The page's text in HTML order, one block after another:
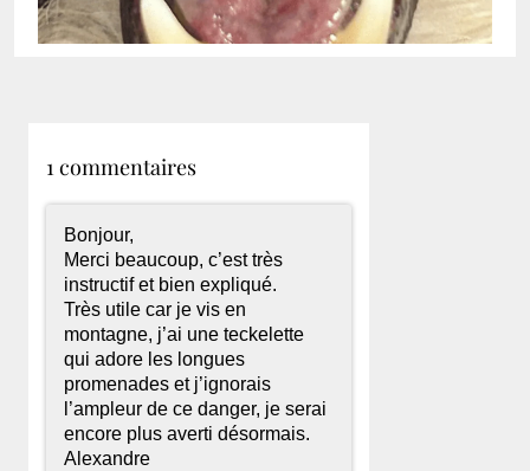
1 commentaires
Bonjour,
Merci beaucoup, c’est très
instructif et bien expliqué.
Très utile car je vis en
montagne, j’ai une teckelette
qui adore les longues
promenades et j’ignorais
l’ampleur de ce danger, je serai
encore plus averti désormais.
Alexandre